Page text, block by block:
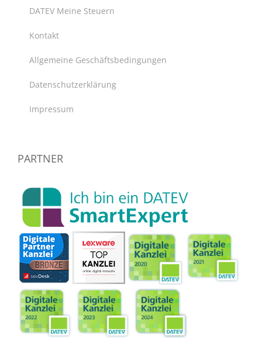
DATEV Meine Steuern
Kontakt
Allgemeine Geschäftsbedingungen
Datenschutzerklärung
Impressum
PARTNER